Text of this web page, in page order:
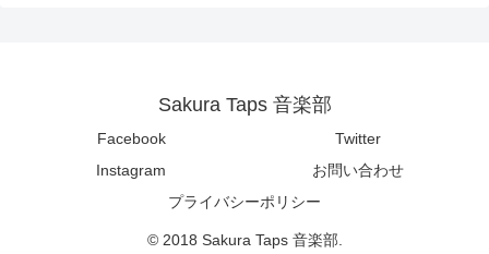
Sakura Taps 音楽部
Facebook
Twitter
Instagram
お問い合わせ
プライバシーポリシー
© 2018 Sakura Taps 音楽部.